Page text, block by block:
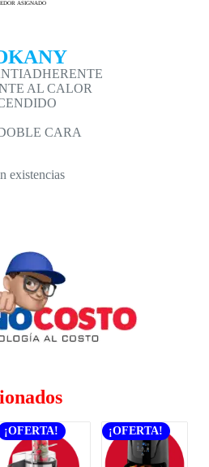
ASIGNADO
AL CALOR
CARA
existencias
¡OFERTA! ¡OFERTA!